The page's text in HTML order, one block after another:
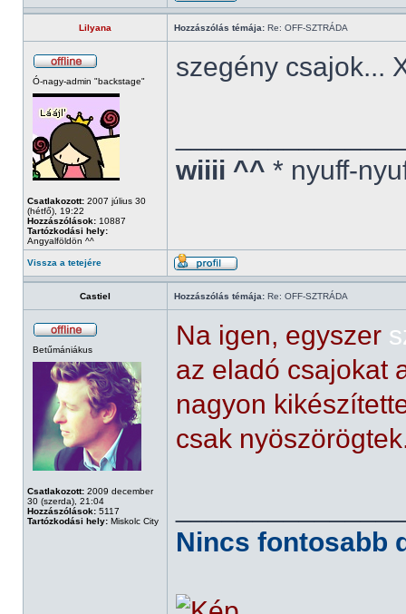
Lilyana Hozzászólás témája: Re: OFF-SZTRÁDA
Ó-nagy-admin "backstage"
Csatlakozott: 2007 július 30
(hétfő), 19:22
Hozzászólások: 10887
Tartózkodási hely:
Angyalföldön ^^
szegény csajok...
wiiii ^^ * nyuff-
Vissza a tetejére
Castiel Hozzászólás témája: Re: OFF-SZTRÁDA
Betűmániákus
Csatlakozott: 2009 december
30 (szerda), 21:04
Hozzászólások: 5117
Tartózkodási hely: Miskolc City
Na igen, egyszer
az eladó csajokat
nagyon
csak
Nincs fontosabb